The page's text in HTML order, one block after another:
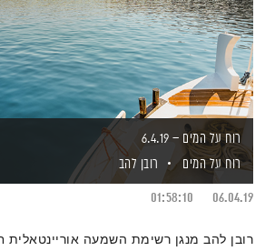
רוח על המים – 6.4.19
רוח על המים
רובן להב
06.04.19
01:58:10
רובן להב מנגן רשימת השמעה אוריינטאלית